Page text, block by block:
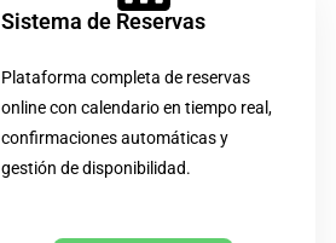
Sistema de Reservas
Plataforma completa de reservas
online con calendario en tiempo real,
confirmaciones automáticas y
gestión de disponibilidad.